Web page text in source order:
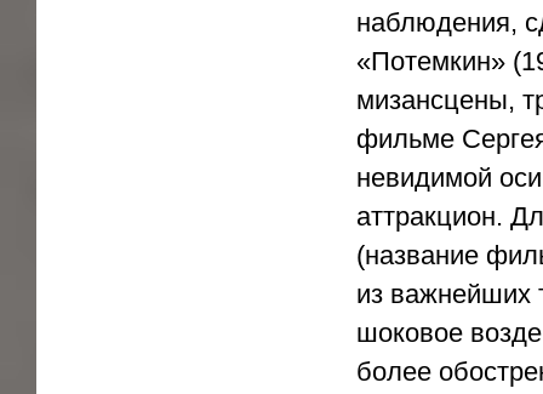
наблюдения,
«Потемкин»
мизансцены,
фильме
невидимой
аттракцион.
(название
из важнейших
шоковое
более